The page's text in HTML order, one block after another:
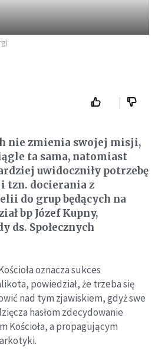
nie zmienia swojej misji,
ta sama, natomiast
uwidoczniły potrzebę
tzn. docierania z
do grup będących na
bp Józef Kupny,
ds. Społecznych
oznacza sukces
powiedział, że trzeba się
nad tym zjawiskiem, gdyż swe
hasłom zdecydowanie
Kościoła, a propagującym